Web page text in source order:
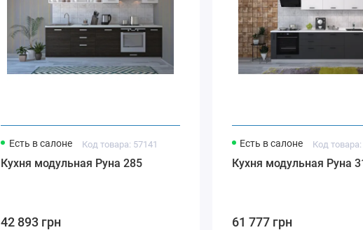
Есть в салоне Код товара: 57141
Кухня модульная Руна 285
42 893 грн
Есть в салоне Код
Кухня модульная Руна
61 777 грн